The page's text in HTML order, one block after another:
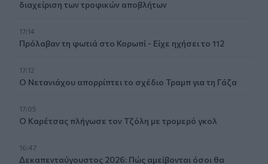
διαχείριση των τροφικών αποβλήτων
17:14
Πρόλαβαν τη φωτιά στο Κορωπί - Είχε ηχήσει το 112
17:12
Ο Νετανιάχου απορρίπτει το σχέδιο Τραμπ για τη Γάζα
17:05
Ο Καρέτσας πλήγωσε τον Τζόλη με τρομερό γκολ
16:47
Δεκαπενταύγουστος 2026: Πώς αμείβονται όσοι θα